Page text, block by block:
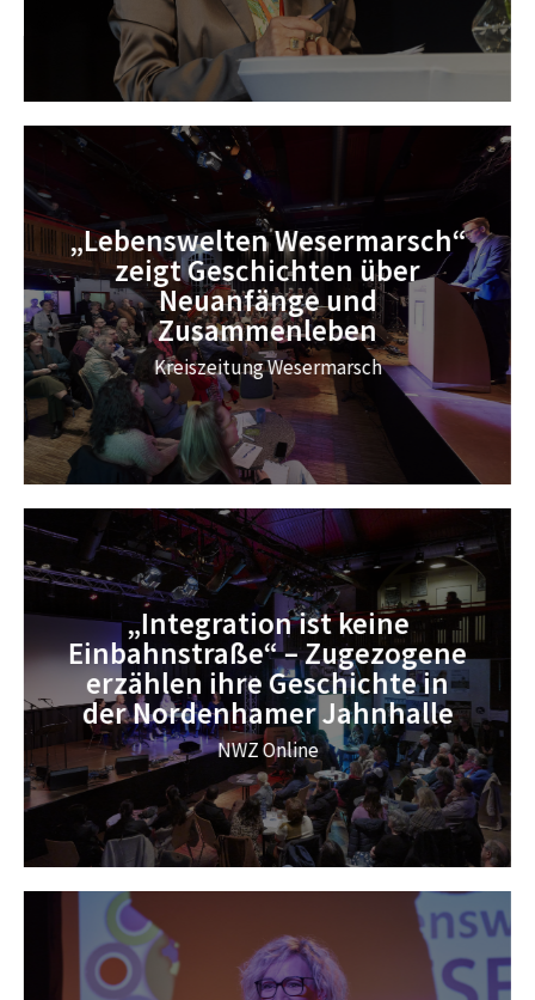
„Lebenswelten Wesermarsch“
zeigt Geschichten über
Neuanfänge und
Zusammenleben
Kreiszeitung Wesermarsch
„Integration ist keine
Einbahnstraße“ – Zugezogene
erzählen ihre Geschichte in
der Nordenhamer Jahnhalle
NWZ Online